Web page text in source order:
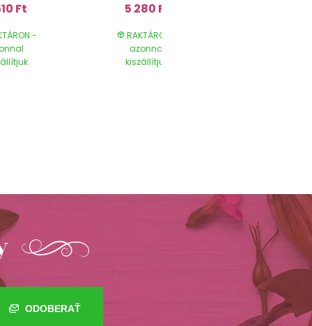
Ft
-
5 280 Ft
RAKTÁRON -
azonnal
kiszállítjuk
ODOBERAŤ